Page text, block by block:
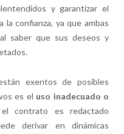
y garantizar el
la confianza, ya que ambas
saber que sus deseos y
exentos de posibles
es el uso inadecuado o
contrato es redactado
derivar en dinámicas